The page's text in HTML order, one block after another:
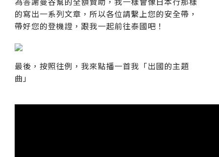
的寫出一系列文章，所以各位請繫上您的安全帶，
帶好您的登機證，跟我一起前往泰國吧！
最後，按照往例，我來點播一首我「出國的主題
曲」